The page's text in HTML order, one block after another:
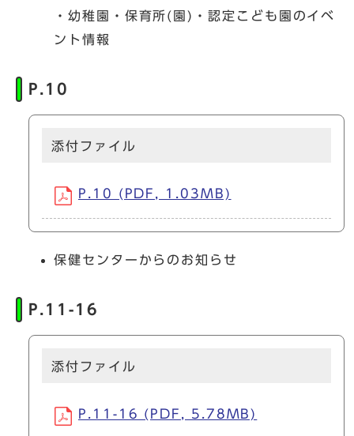
・幼稚園・保育所(園)・認定こども園のイベ
ント情報
P.10
添付ファイル
P.10 (PDF, 1.03MB)
保健センターからのお知らせ
P.11-16
添付ファイル
P.11-16 (PDF, 5.78MB)